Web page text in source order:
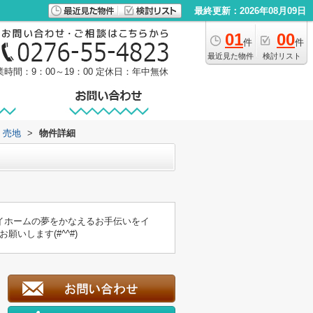
最終更新：2026年08月09日
01件
最近見た物件
00件
検討リスト
時間：9：00～19：00 定休日：年中無休
売地 > 物件詳細
ームの夢をかなえるお手伝いをイ
願いします(#^^#)